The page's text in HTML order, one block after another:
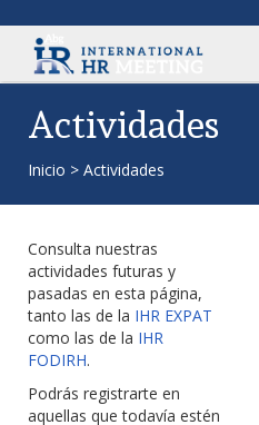
Actividades
Inicio > Actividades
Consulta nuestras
actividades futuras y
pasadas en esta página,
tanto las de la IHR EXPAT
como las de la IHR
FODIRH.
Podrás registrarte en
aquellas que todavía estén